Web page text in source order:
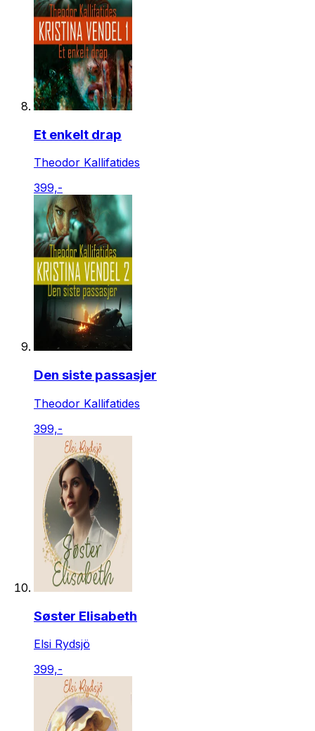
Et enkelt drap
Theodor Kallifatides
399,-
Den siste passasjer
Theodor Kallifatides
399,-
Søster Elisabeth
Elsi Rydsjö
399,-